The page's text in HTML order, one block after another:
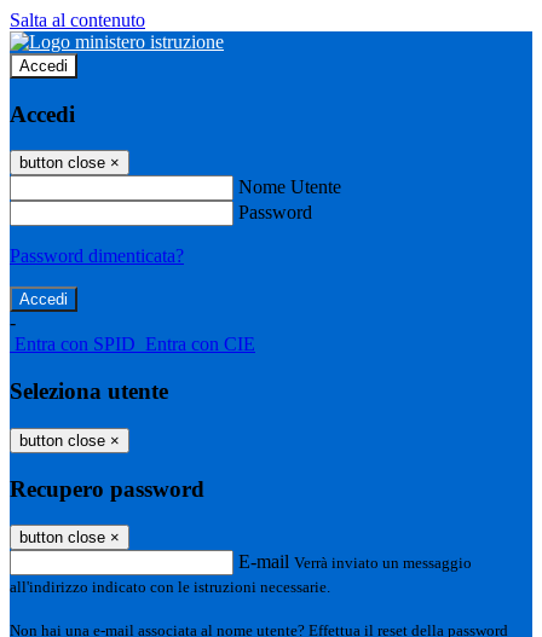
Salta al contenuto
Accedi
Accedi
button close ×
Nome Utente
Password
Password dimenticata?
-
Entra con SPID Entra con CIE
Seleziona utente
button close ×
Recupero password
button close ×
E-mail Verrà inviato un messaggio
all'indirizzo indicato con le istruzioni necessarie.
Non hai una e-mail associata al nome utente? Effettua il reset della password